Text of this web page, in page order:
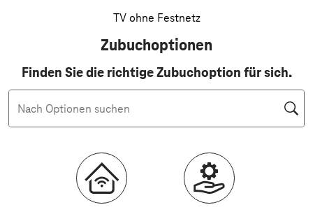
TV ohne Festnetz
Zubuchoptionen
Finden Sie die richtige Zubuchoption für sich.
Nach Optionen suchen